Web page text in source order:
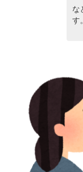
な
す。